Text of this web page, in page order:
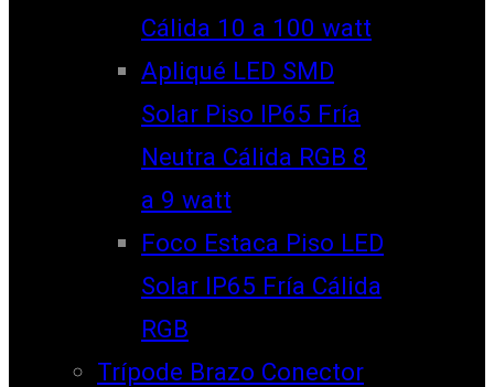
Cálida 10 a 100 watt
Apliqué LED SMD
Solar Piso IP65 Fría
Neutra Cálida RGB 8
a 9 watt
Foco Estaca Piso LED
Solar IP65 Fría Cálida
RGB
Trípode Brazo Conector